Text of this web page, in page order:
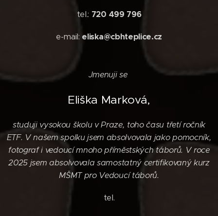
tel.: 720 499 796
e-mail: eliska@cbhteplice.cz
Jmenuji se
Eliška Marková,
studuji vysokou školu v Praze, toho času třetí ročník
ETF. V našem spolku jsem absolvovala jako pomocník,
fotograf i vedoucí mnoho příměstských táborů. V roce
2025 jsem absolvovala samostatný certifikovaný kurz
MŠMT pro Vedoucí táborů.
tel.